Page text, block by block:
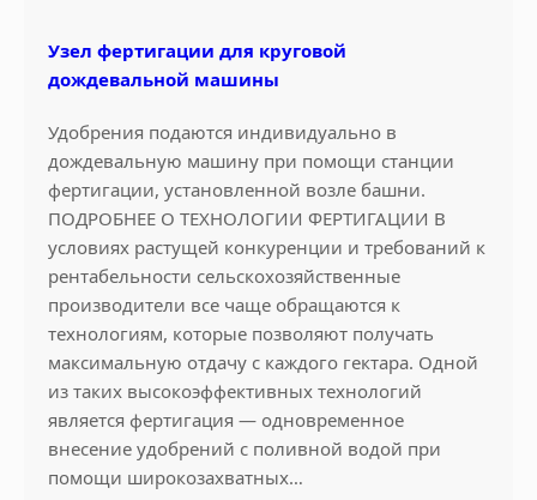
н
т
б
р
ь
Узел фертигации для круговой
дождевальной машины
Удобрения подаются индивидуально в
дождевальную машину при помощи станции
фертигации, установленной возле башни.
ПОДРОБНЕЕ О ТЕХНОЛОГИИ ФЕРТИГАЦИИ В
условиях растущей конкуренции и требований к
рентабельности сельскохозяйственные
производители все чаще обращаются к
технологиям, которые позволяют получать
максимальную отдачу с каждого гектара. Одной
из таких высокоэффективных технологий
является фертигация — одновременное
внесение удобрений с поливной водой при
помощи широкозахватных…